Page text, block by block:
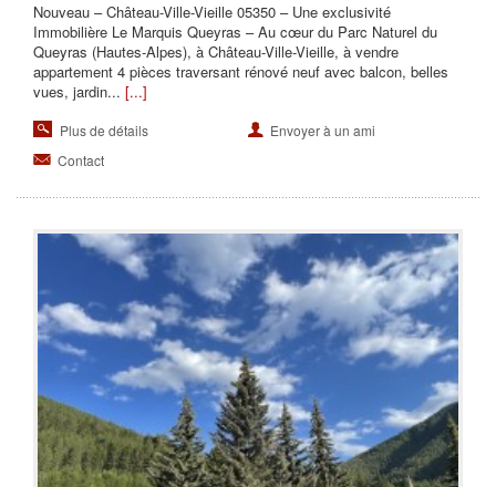
Nouveau – Château-Ville-Vieille 05350 – Une exclusivité
Immobilière Le Marquis Queyras – Au cœur du Parc Naturel du
Queyras (Hautes-Alpes), à Château-Ville-Vieille, à vendre
appartement 4 pièces traversant rénové neuf avec balcon, belles
vues, jardin... [...]
Plus de détails
Envoyer à un ami
Contact